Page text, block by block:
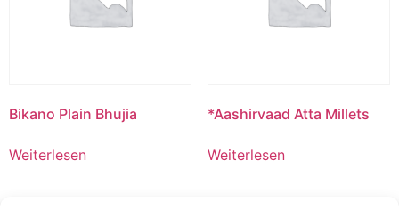
Bikano Plain Bhujia
Weiterlesen
*Aashirvaad Atta Millets
Weiterlesen